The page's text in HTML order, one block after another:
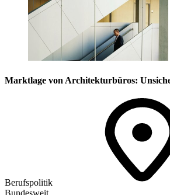
Marktlage von Architekturbüros:
Berufspolitik